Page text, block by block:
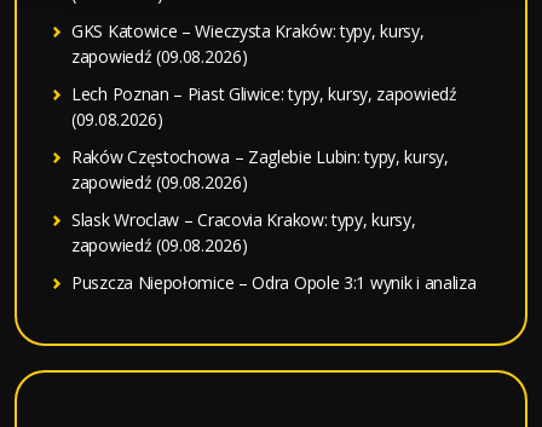
GKS Katowice – Wieczysta Kraków: typy, kursy,
zapowiedź (09.08.2026)
Lech Poznan – Piast Gliwice: typy, kursy, zapowiedź
(09.08.2026)
Raków Częstochowa – Zaglebie Lubin: typy, kursy,
zapowiedź (09.08.2026)
Slask Wroclaw – Cracovia Krakow: typy, kursy,
zapowiedź (09.08.2026)
Puszcza Niepołomice – Odra Opole 3:1 wynik i analiza